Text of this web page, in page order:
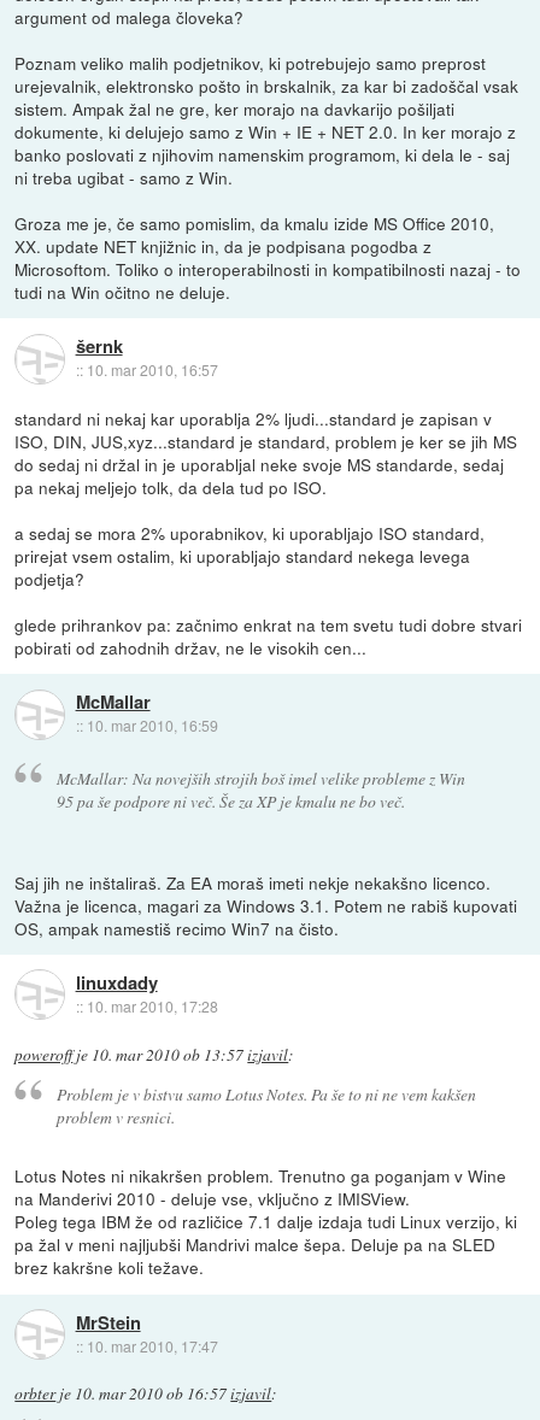
argument od malega človeka?
Poznam veliko malih podjetnikov, ki potrebujejo samo preprost
urejevalnik, elektronsko pošto in brskalnik, za kar bi zadoščal vsak
sistem. Ampak žal ne gre, ker morajo na davkarijo pošiljati
dokumente, ki delujejo samo z Win + IE + NET 2.0. In ker morajo z
banko poslovati z njihovim namenskim programom, ki dela le - saj
ni treba ugibat - samo z Win.
Groza me je, če samo pomislim, da kmalu izide MS Office 2010,
XX. update NET knjižnic in, da je podpisana pogodba z
Microsoftom. Toliko o interoperabilnosti in kompatibilnosti nazaj - to
tudi na Win očitno ne deluje.
šernk
:: 10. mar 2010, 16:57
standard ni nekaj kar uporablja 2% ljudi...standard je zapisan v
ISO, DIN, JUS,xyz...standard je standard, problem je ker se jih MS
do sedaj ni držal in je uporabljal neke svoje MS standarde, sedaj
pa nekaj meljejo tolk, da dela tud po ISO.
a sedaj se mora 2% uporabnikov, ki uporabljajo ISO standard,
prirejat vsem ostalim, ki uporabljajo standard nekega levega
podjetja?
glede prihrankov pa: začnimo enkrat na tem svetu tudi dobre stvari
pobirati od zahodnih držav, ne le visokih cen...
McMallar
:: 10. mar 2010, 16:59
McMallar: Na novejših strojih boš imel velike probleme z Win
95 pa še podpore ni več. Še za XP je kmalu ne bo več.
Saj jih ne inštaliraš. Za EA moraš imeti nekje nekakšno licenco.
Važna je licenca, magari za Windows 3.1. Potem ne rabiš kupovati
OS, ampak namestiš recimo Win7 na čisto.
linuxdady
:: 10. mar 2010, 17:28
poweroffje 10. mar 2010 ob 13:57izjavil:
Problem je v bistvu samo Lotus Notes. Pa še to ni ne vem kakšen
problem v resnici.
Lotus Notes ni nikakršen problem. Trenutno ga poganjam v Wine
na Manderivi 2010 - deluje vse, vključno z IMISView.
Poleg tega IBM že od različice 7.1 dalje izdaja tudi Linux verzijo, ki
pa žal v meni najljubši Mandrivi malce šepa. Deluje pa na SLED
brez kakršne koli težave.
MrStein
:: 10. mar 2010, 17:47
orbterje 10. mar 2010 ob 16:57izjavil: